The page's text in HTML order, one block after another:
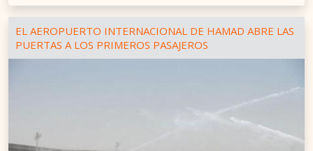
EL AEROPUERTO INTERNACIONAL DE HAMAD ABRE LAS
PUERTAS A LOS PRIMEROS PASAJEROS